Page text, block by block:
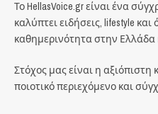
Το HellasVoice.gr είναι ένα
καλύπτει ειδήσεις, lifestyle
καθημερινότητα στην Ελλάδα
Στόχος μας είναι η
ποιοτικό περιεχόμενο και